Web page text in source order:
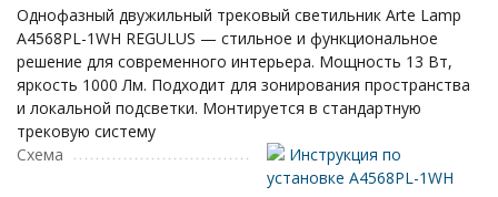
Однофазный двужильный трековый светильник Arte Lamp
A4568PL-1WH REGULUS — стильное и функциональное
решение для современного интерьера. Мощность 13 Вт,
яркость 1000 Лм. Подходит для зонирования пространства
и локальной подсветки. Монтируется в стандартную
трековую систему
Схема
Инструкция по
установке A4568PL-1WH